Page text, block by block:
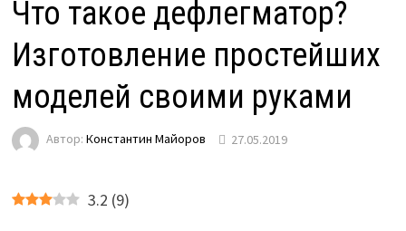
Что такое дефлегматор?
Изготовление простейших
моделей своими руками
Автор: Константин Майоров 27.05.2019
3.2 (9)